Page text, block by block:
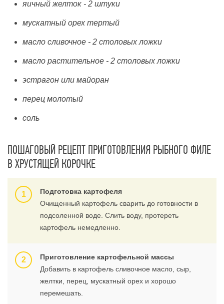
яичный желток - 2 штуки
мускатный орех тертый
масло сливочное - 2 столовых ложки
масло растительное - 2 столовых ложки
эстрагон или майоран
перец молотый
соль
ПОШАГОВЫЙ РЕЦЕПТ ПРИГОТОВЛЕНИЯ РЫБНОГО ФИЛЕ
В ХРУСТЯЩЕЙ КОРОЧКЕ
Подготовка картофеля
Очищенный картофель сварить до готовности в
подсоленной воде. Слить воду, протереть
картофель немедленно.
Приготовление картофельной массы
Добавить в картофель сливочное масло, сыр,
желтки, перец, мускатный орех и хорошо
перемешать.